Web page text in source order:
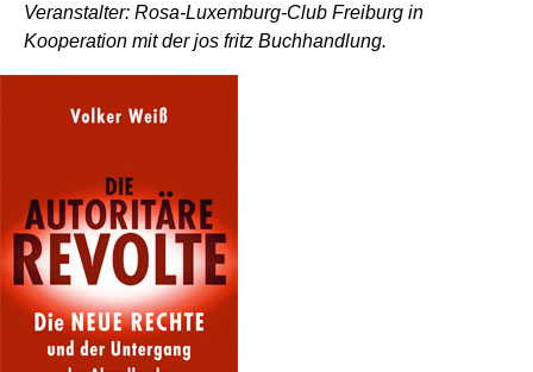
Veranstalter: Rosa-Luxemburg-Club Freiburg in
Kooperation mit der jos fritz Buchhandlung.